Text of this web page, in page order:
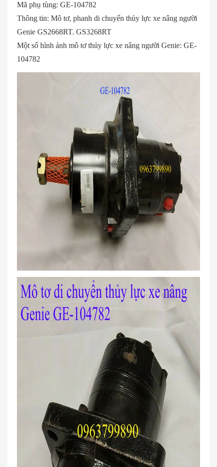
Mã phụ tùng: GE-104782
Thông tin: Mô tơ, phanh di chuyển thủy lực xe nâng người
Genie GS2668RT. GS3268RT
Một số hình ảnh mô tơ thủy lực xe nâng người Genie: GE-
104782